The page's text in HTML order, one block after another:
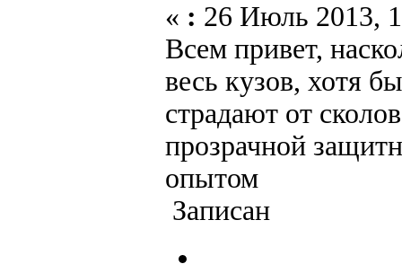
« : 26 Июль 2013,
Всем привет,
весь кузов, хотя
страдают от
прозрачной
опытом
Записан